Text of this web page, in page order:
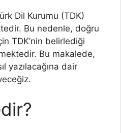
Dil Kurumu (TDK)
Bu nedenle, doğru
TDK’nin belirlediği
Bu makalede,
yazılacağına dair